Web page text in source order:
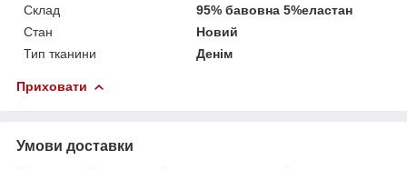
Склад
95% бавовна 5%еластан
Стан
Новий
Тип тканини
Денім
Приховати
Умови доставки